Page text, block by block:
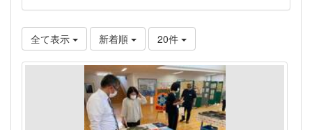
全て表示 新着順 20件